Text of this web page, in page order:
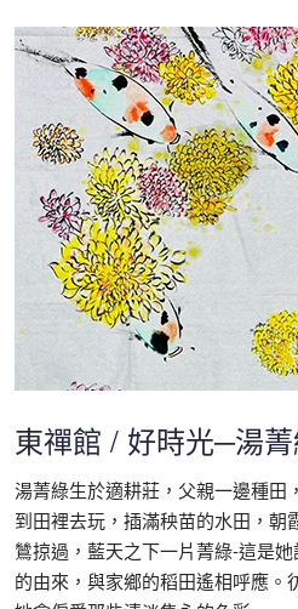
東禪館 / 好時光─湯
湯菁綠生於適耕莊，父親一邊種田
到田裡去玩，插滿秧苗的水田，朝
鷥掠過，藍天之下一片菁綠-這是
的由來，與家鄉的稻田遙相呼應。